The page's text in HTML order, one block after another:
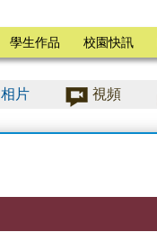
學生作品 校園快訊
相片 視頻